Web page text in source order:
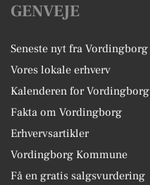
GENVEJE
Seneste nyt fra Vordingborg
Vores lokale erhverv
Kalenderen for Vordingborg
Fakta om Vordingborg
Erhvervsartikler
Vordingborg Kommune
Få en gratis salgsvurdering